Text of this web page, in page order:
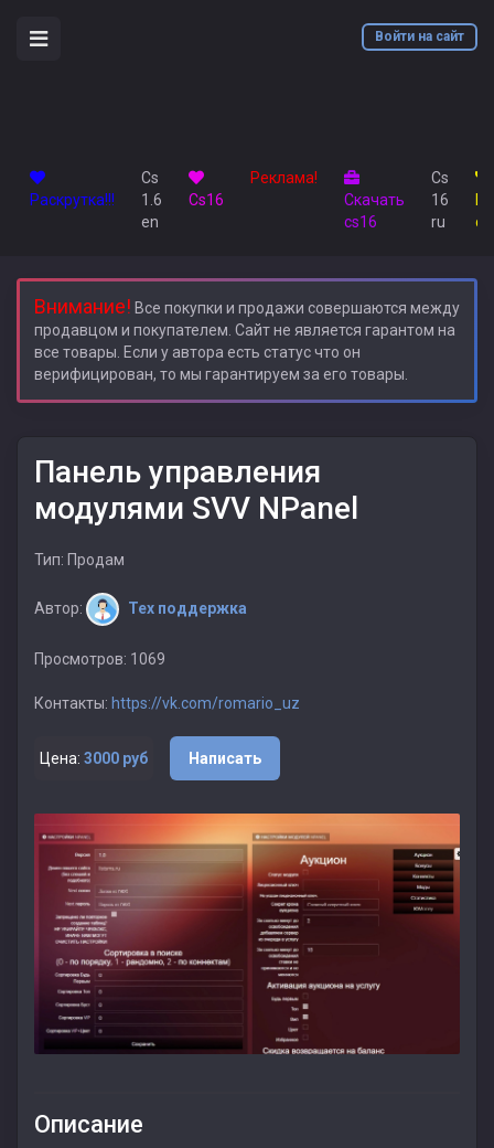
Войти на сайт
Раскрутка!!!
Cs
1.6
en
Сs16
Реклама!
Скачать
cs16
Cs
16
ru
Внимание! Все покупки и продажи совершаются между
продавцом и покупателем. Сайт не является гарантом на
все товары. Если у автора есть статус что он
верифицирован, то мы гарантируем за его товары.
Панель управления
модулями SVV NPanel
Тип: Продам
Автор: Тех поддержка
Просмотров: 1069
Контакты: https://vk.com/romario_uz
Цена: 3000 руб Написать
Описание